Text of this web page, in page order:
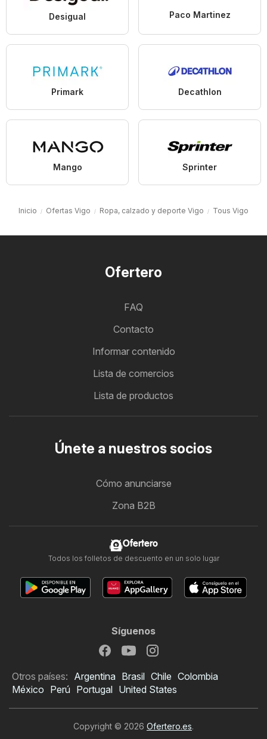
Desigual Paco Martinez
Primark Decathlon
Mango Sprinter
Inicio Ofertas Vigo Ropa, calzado y deporte Vigo Tous Vigo
Ofertero
FAQ
Contacto
Informar contenido
Lista de comercios
Lista de productos
Únete a nuestros socios
Cómo anunciarse
Zona B2B
Ofertero
Todos los folletos de descuento en un solo lugar
Síguenos
Otros países: Argentina Brasil Chile Colombia
México Perú Portugal United States
Copyright © 2026 Ofertero.es.